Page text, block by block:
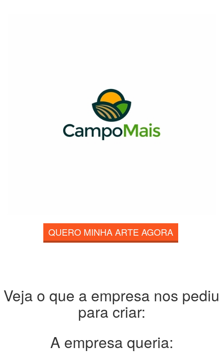
QUERO MINHA ARTE AGORA
Veja o que a empresa nos pediu
para criar:
A empresa queria: